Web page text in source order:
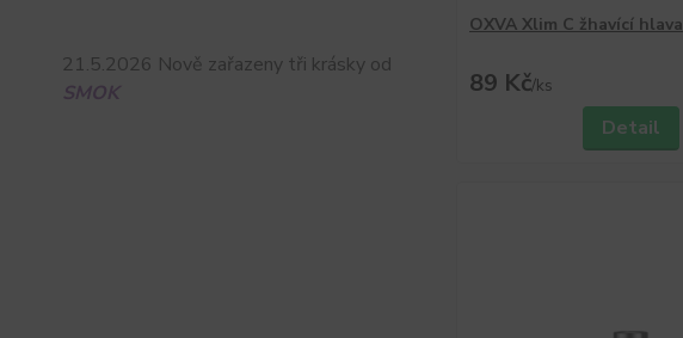
21.5.2026 Nově zařazeny tři krásky od
SMOK
OXVA Xlim C žhavící hlava
89 Kč/ks
Detail